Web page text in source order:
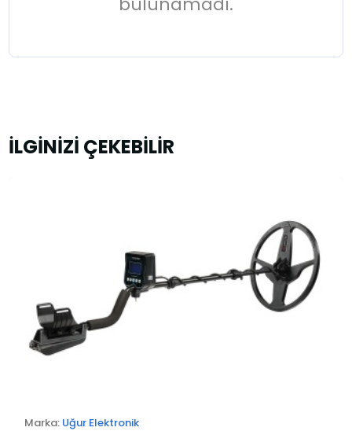
İLGİNİZİ ÇEKEBİLİR
Marka: Uğur Elektronik